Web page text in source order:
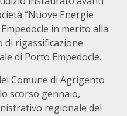
“Nuove Energie
in merito alla
di rigassificazione
di Porto Empedocle.
Comune di Agrigento
scorso gennaio,
regionale del